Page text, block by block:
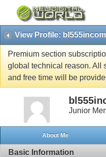
View Profile: bl555incom
Premium section
global technical reason. All
and free time will be
Junior
About Me
Basic Information